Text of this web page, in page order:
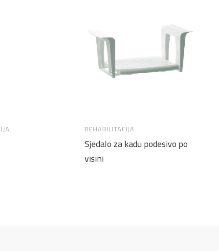
REHABILITACIJA
Sjedalo za kadu podesivo po
visini